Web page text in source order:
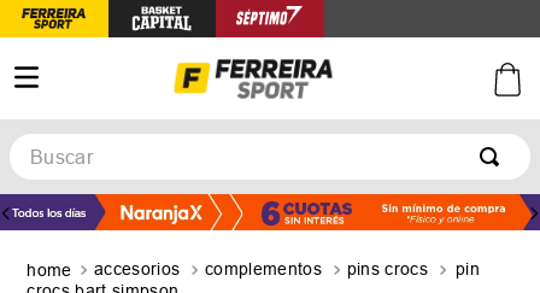
Buscar
TÉRMINOS MÁS BUSCADOS
2.
zapatillas
accesorios complementos pins crocs
pin